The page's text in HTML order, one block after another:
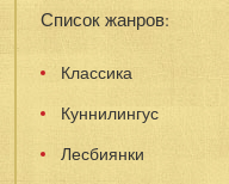
Список жанров:
Классика
Куннилингус
Лесбиянки